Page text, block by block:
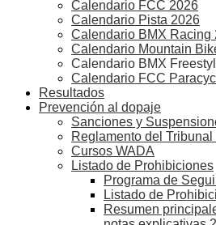
Calendario FCC 2026
Calendario Pista 2026
Calendario BMX Racing
Calendario Mountain
Calendario BMX
Calendario FCC
Resultados
Prevención al dopaje
Sanciones y
Reglamento del
Cursos WADA
Listado de Prohibiciones
Programa de
Listado de
Resumen